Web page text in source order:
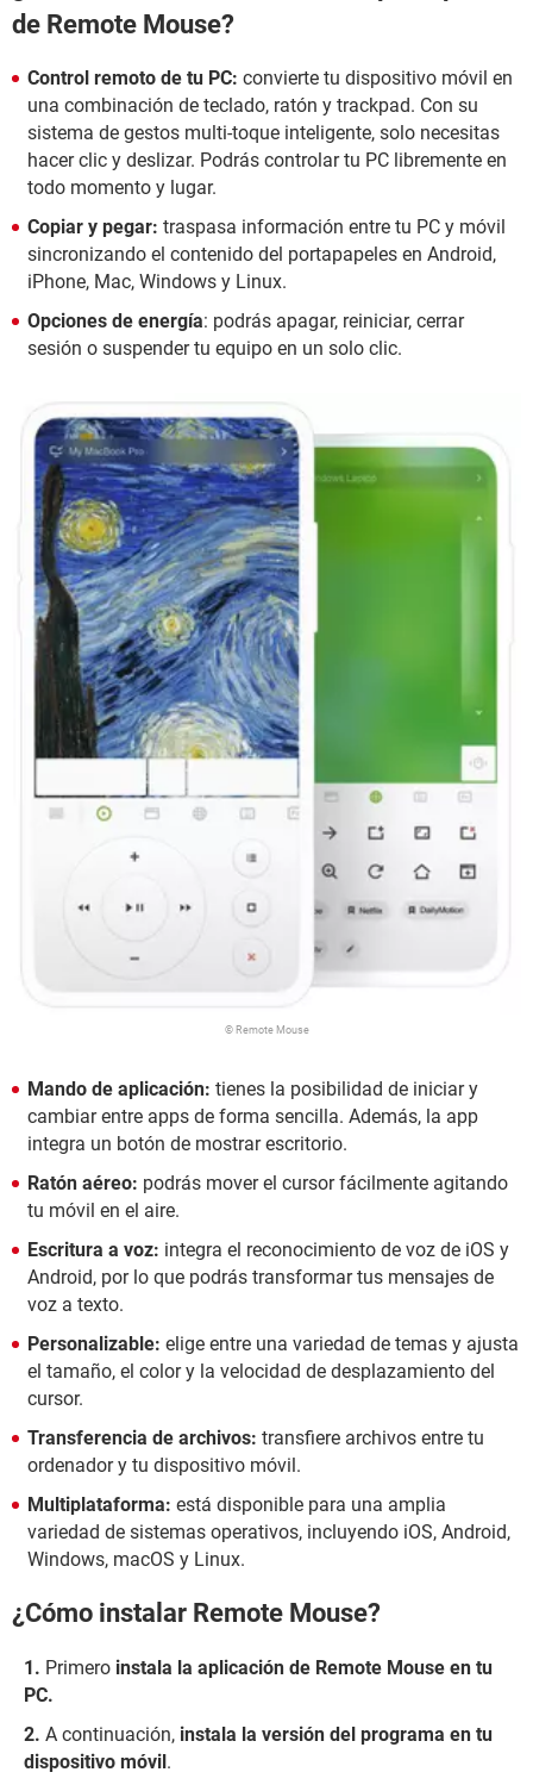
de Remote Mouse?
Control remoto de tu PC: convierte tu dispositivo móvil en
una combinación de teclado, ratón y trackpad. Con su
sistema de gestos multi-toque inteligente, solo necesitas
hacer clic y deslizar. Podrás controlar tu PC libremente en
todo momento y lugar.
Copiar y pegar: traspasa información entre tu PC y móvil
sincronizando el contenido del portapapeles en Android,
iPhone, Mac, Windows y Linux.
Opciones de energía: podrás apagar, reiniciar, cerrar
sesión o suspender tu equipo en un solo clic.
© Remote Mouse
Mando de aplicación: tienes la posibilidad de iniciar y
cambiar entre apps de forma sencilla. Además, la app
integra un botón de mostrar escritorio.
Ratón aéreo: podrás mover el cursor fácilmente agitando
tu móvil en el aire.
Escritura a voz: integra el reconocimiento de voz de iOS y
Android, por lo que podrás transformar tus mensajes de
voz a texto.
Personalizable: elige entre una variedad de temas y ajusta
el tamaño, el color y la velocidad de desplazamiento del
cursor.
Transferencia de archivos: transfiere archivos entre tu
ordenador y tu dispositivo móvil.
Multiplataforma: está disponible para una amplia
variedad de sistemas operativos, incluyendo iOS, Android,
Windows, macOS y Linux.
¿Cómo instalar Remote Mouse?
Primero instala la aplicación de Remote Mouse en tu
PC.
A continuación, instala la versión del programa en tu
dispositivo móvil.